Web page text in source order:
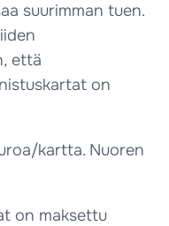
suurimman tuen.
että
on
kartta. Nuoren
on maksettu